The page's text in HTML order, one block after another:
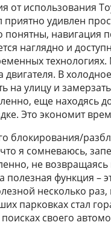
от использования
удивлен
понятны, навигация
наглядно и
двигателя. В
на улицу и
еще
Это экономит
блокирования/
я сомневаюсь,
не
полезная функция
несколько
парковках стал
своего